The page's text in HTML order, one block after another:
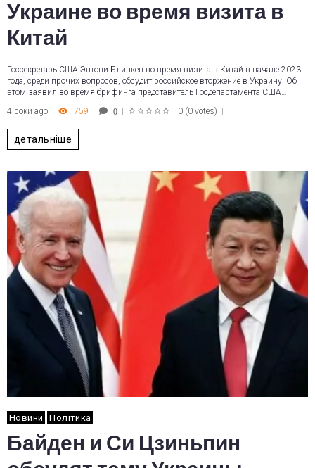
Украине во время визита в
Китай
Госсекретарь США Энтони Блинкен во время визита в Китай в начале 2023
года, среди прочих вопросов, обсудит российское вторжение в Украину. Об
этом заявил во время брифинга представитель Госдепартамента США…
4 роки ago
759 0 0 (0 votes)
детальніше
Новини Політика
Байден и Си Цзиньпин